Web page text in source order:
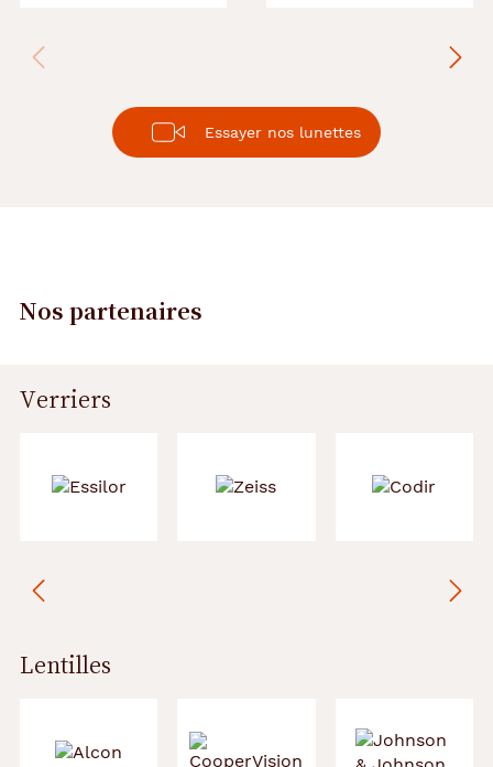
Essayer nos lunettes
Nos partenaires
Verriers
Lentilles